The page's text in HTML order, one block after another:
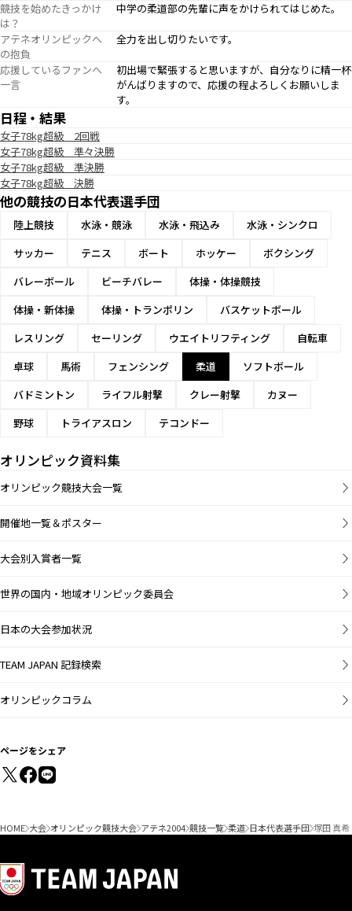
競技を始めたきっかけ
は？
中学の柔道部の先輩に声をかけられてはじめた。
アテネオリンピックへ
の抱負
全力を出し切りたいです。
応援しているファンへ
一言
初出場で緊張すると思いますが、自分なりに精一杯
がんばりますので、応援の程よろしくお願いしま
す。
日程・結果
女子78kg超級 2回戦
女子78kg超級 準々決勝
女子78kg超級 準決勝
女子78kg超級 決勝
他の競技の日本代表選手団
陸上競技 水泳・競泳 水泳・飛込み
水泳・シンクロ
サッカー
テニス ボート ホッケー
ボクシング
バレーボール
ビーチバレー
体操・体操競技
体操・新体操
体操・トランポリン
バスケットボール
レスリング
セーリング ウエイトリフティング
自転車
卓球
馬術 フェンシング 柔道
ソフトボール
バドミントン
ライフル射撃 クレー射撃
カヌー
野球
トライアスロン テコンドー
オリンピック資料集
オリンピック競技大会一覧
開催地一覧＆ポスター
大会別入賞者一覧
世界の国内・地域オリンピック委員会
日本の大会参加状況
TEAM JAPAN 記録検索
オリンピックコラム
ページをシェア
HOME 大会 オリンピック競技大会 アテネ2004 競技一覧 柔道 日本代表選手団 塚田 真希